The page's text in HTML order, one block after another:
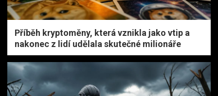
Příběh kryptoměny, která vznikla jako vtip a
nakonec z lidí udělala skutečné milionáře